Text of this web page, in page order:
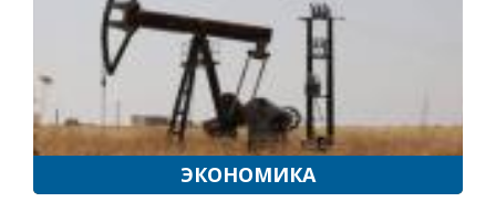
ЭКОНОМИКА